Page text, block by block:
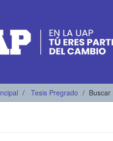
Tesis Pregrado Buscar